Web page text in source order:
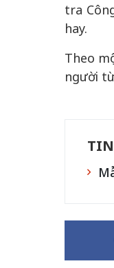
tra
hay.
Theo
người